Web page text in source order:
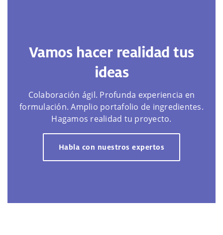
Vamos hacer realidad tus
ideas
Colaboración ágil. Profunda experiencia en
formulación. Amplio portafolio de ingredientes.
Hagamos realidad tu proyecto.
Habla con nuestros expertos